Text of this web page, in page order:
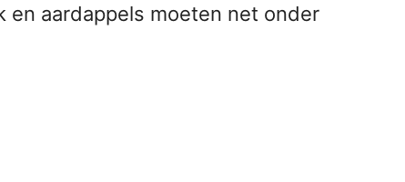
en aardappels moeten net onder